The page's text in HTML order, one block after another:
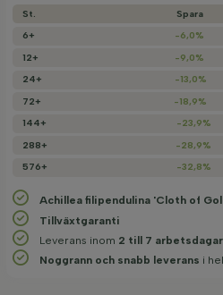
St. Spara
6+
-6,0%
12+
-9,0%
24+
-13,0%
72+
-18,9%
144+
-23,9%
288+
-28,9%
576+
-32,8%
Achillea filipendulina 'Cloth of
Tillväxtgaranti
Leverans inom 2 till 7 arbetsdagar
Noggrann och snabb leverans i